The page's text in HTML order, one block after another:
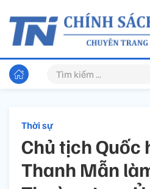
Thời sự
Chủ tịch Quốc
Thanh Mẫn